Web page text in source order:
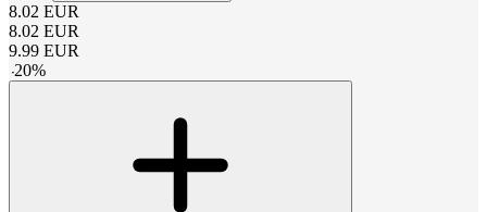
8.02 EUR
8.02 EUR
9.99 EUR
-20%